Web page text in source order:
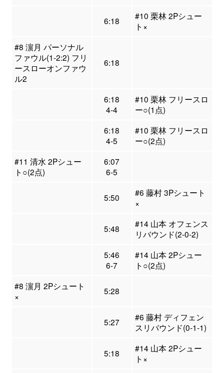
6:18
#10 栗林 2Pシュー
ト×
#8 濵月 パーソナル
ファウル(1-2:2) フリ
ースローオンファウ
ル2
6:18
6:18
4-4
#10 栗林 フリースロ
ー○(1点)
6:18
4-5
#10 栗林 フリースロ
ー○(2点)
#11 清水 2Pシュー
ト○(2点)
6:07
6-5
5:50
#6 藤村 3Pシュート
×
5:48
#14 山本 オフェンス
リバウンド(2-0-2)
5:46
6-7
#14 山本 2Pシュー
ト○(2点)
#8 濵月 2Pシュート
×
5:28
5:27
#6 藤村 ディフェン
スリバウンド(0-1-1)
5:18
#14 山本 2Pシュー
ト×